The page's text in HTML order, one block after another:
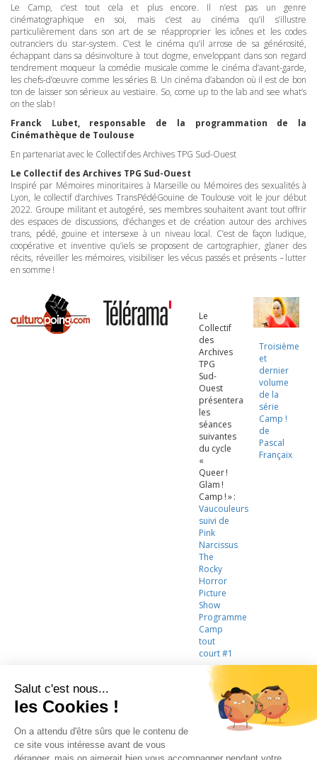
Le Camp, c’est tout cela et plus encore. Il n’est pas un genre
cinématographique en soi, mais c’est au cinéma qu’il s’illustre
particulièrement dans son art de se réapproprier les icônes et les codes
outranciers du star-system. C’est le cinéma qu’il arrose de sa générosité,
échappant dans sa désinvolture à tout dogme, enveloppant dans son regard
tendrement moqueur la comédie musicale comme le cinéma d’avant-garde,
les chefs-d’œuvre comme les séries B. Un cinéma d’abandon où il est de bon
ton de laisser son sérieux au vestiaire. So, come up to the lab and see what’s
on the slab !
Franck Lubet, responsable de la programmation de la
Cinémathèque de Toulouse
En partenariat avec le Collectif des ArchivesTPG Sud-Ouest
Le Collectif des Archives TPG Sud-Ouest
Inspiré par Mémoires minoritaires à Marseille ou Mémoires des sexualités à
Lyon, le collectif d’archives TransPédéGouine de Toulouse voit le jour début
2022. Groupe militant et autogéré, ses membres souhaitent avant tout offrir
des espaces de discussions, d’échanges et de création autour des archives
trans, pédé, gouine et intersexe à un niveau local. C’est de façon ludique,
coopérative et inventive qu’iels se proposent de cartographier, glaner des
récits, réveiller les mémoires, visibiliser les vécus passés et présents – lutter
en somme !
Le
Collectif
des
Archives
TPG
Sud-
Ouest
présentera
les
séances
suivantes
du cycle
«
Queer !
Glam !
Camp ! » :
Vaucouleurs
suivi de
Pink
Narcissus
The
Rocky
Horror
Picture
Show
Programme
Camp
tout
court #1
Troisième
et
dernier
volume
de la
série
Camp !
de
Pascal
Françaix
LA CINÉMATHÈQUE · CONTACTS · LETTRE D'INFORMATION ·